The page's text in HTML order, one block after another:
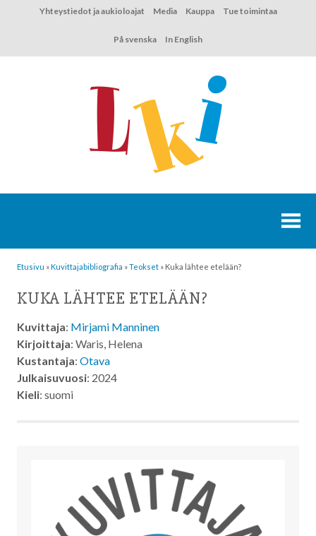
Yhteystiedot ja aukioloajat Media Kauppa Tue toimintaa
På svenska In English
Etusivu »Kuvittaja­bibliografia »Teokset » Kuka lähtee etelään?
KUKA LÄHTEE ETELÄÄN?
Kuvittaja: Mirjami Manninen
Kirjoittaja: Waris, Helena
Kustantaja: Otava
Julkaisuvuosi: 2024
Kieli: suomi